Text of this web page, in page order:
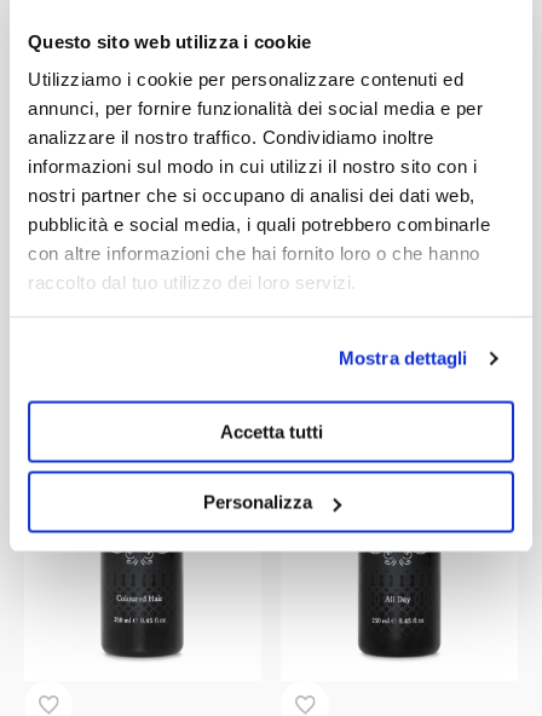
Questo sito web utilizza i cookie
Utilizziamo i cookie per personalizzare contenuti ed
annunci, per fornire funzionalità dei social media e per
analizzare il nostro traffico. Condividiamo inoltre
informazioni sul modo in cui utilizzi il nostro sito con i
nostri partner che si occupano di analisi dei dati web,
pubblicità e social media, i quali potrebbero combinarle
con altre informazioni che hai fornito loro o che hanno
raccolto dal tuo utilizzo dei loro servizi.
Mostra dettagli
Accetta tutti
Personalizza
SHAMPOO LENITIVO L LOTIS
LAV/CUR
Shampoo lenitivo e illuminante
per capelli grassi o
danneggiati.
16,50€ Aggiungi
Le
essere
pagina
del
prodotto
SHAMPOO PER CAPELLI
BIANCHI E DECOLORATI D
SILVER POWER
Shampoo per capelli bianchi,
decolorati o molto chiari.
16,50€ Aggiungi
ha
più
Le
essere
pagina
del
prodotto